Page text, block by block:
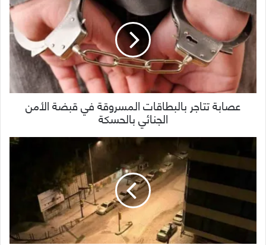
عصابة تتاجر بالبطاقات المسروقة في قبضة الأمن
الجنائي بالحسكة